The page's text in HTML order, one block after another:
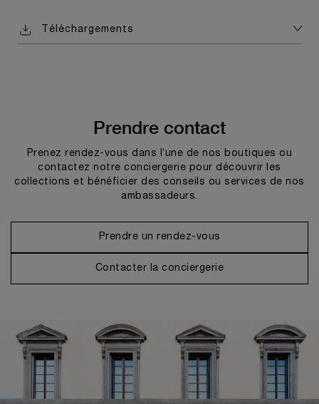
Téléchargements
Prendre contact
Prenez rendez-vous dans l’une de nos boutiques ou
contactez notre conciergerie pour découvrir les
collections et bénéficier des conseils ou services de nos
ambassadeurs.
Prendre un rendez-vous
Contacter la conciergerie